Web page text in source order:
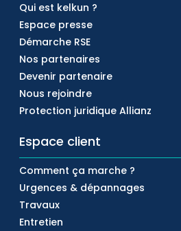
Qui est kelkun ?
Espace presse
Démarche RSE
Nos partenaires
Devenir partenaire
Nous rejoindre
Protection juridique Allianz
Espace client
Comment ça marche ?
Urgences & dépannages
Travaux
Entretien